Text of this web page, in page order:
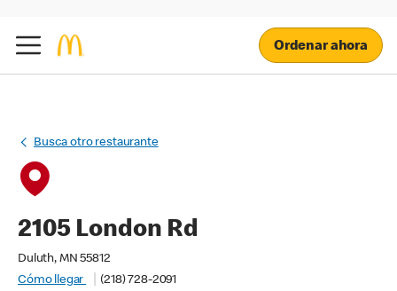
Ordenar ahora
Busca otro restaurante
2105 London Rd
Duluth, MN 55812
Cómo llegar
(218) 728-2091